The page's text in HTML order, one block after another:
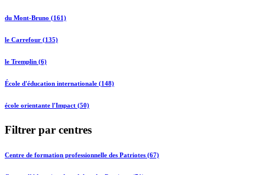
du Mont-Bruno (161)
le Carrefour (135)
le Tremplin (6)
École d'éducation internationale (148)
école orientante l'Impact (50)
Filtrer par centres
Centre de formation professionnelle des Patriotes (67)